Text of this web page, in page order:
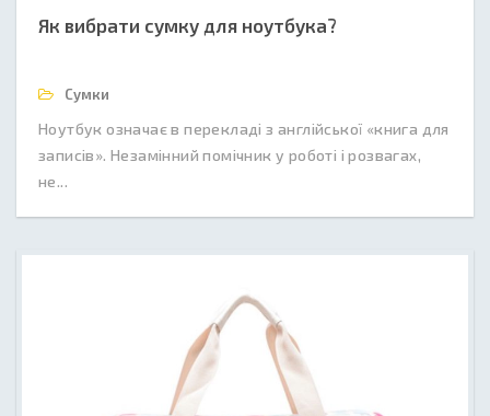
Як вибрати сумку для ноутбука?
Сумки
Ноутбук означає в перекладі з англійської «книга для
записів». Незамінний помічник у роботі і розвагах,
не...